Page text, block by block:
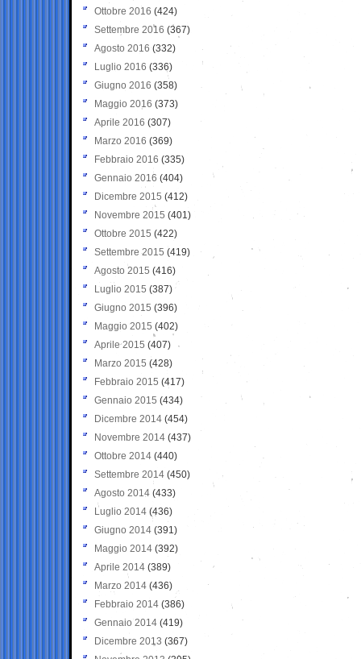
Ottobre 2016 (424)
Settembre 2016 (367)
Agosto 2016 (332)
Luglio 2016 (336)
Giugno 2016 (358)
Maggio 2016 (373)
Aprile 2016 (307)
Marzo 2016 (369)
Febbraio 2016 (335)
Gennaio 2016 (404)
Dicembre 2015 (412)
Novembre 2015 (401)
Ottobre 2015 (422)
Settembre 2015 (419)
Agosto 2015 (416)
Luglio 2015 (387)
Giugno 2015 (396)
Maggio 2015 (402)
Aprile 2015 (407)
Marzo 2015 (428)
Febbraio 2015 (417)
Gennaio 2015 (434)
Dicembre 2014 (454)
Novembre 2014 (437)
Ottobre 2014 (440)
Settembre 2014 (450)
Agosto 2014 (433)
Luglio 2014 (436)
Giugno 2014 (391)
Maggio 2014 (392)
Aprile 2014 (389)
Marzo 2014 (436)
Febbraio 2014 (386)
Gennaio 2014 (419)
Dicembre 2013 (367)